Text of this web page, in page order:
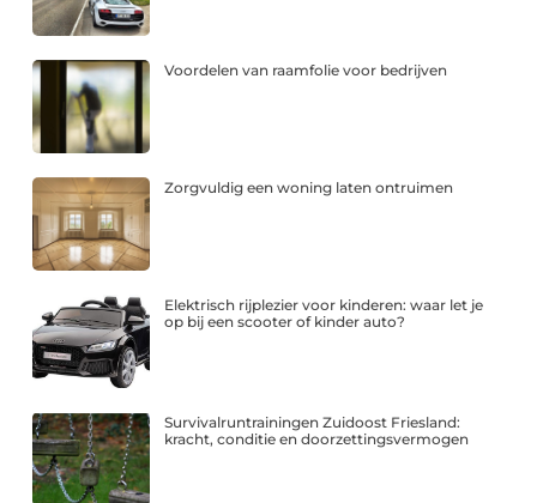
Voordelen van raamfolie voor bedrijven
Zorgvuldig een woning laten ontruimen
Elektrisch rijplezier voor kinderen: waar let je
op bij een scooter of kinder auto?
Survivalruntrainingen Zuidoost Friesland:
kracht, conditie en doorzettingsvermogen